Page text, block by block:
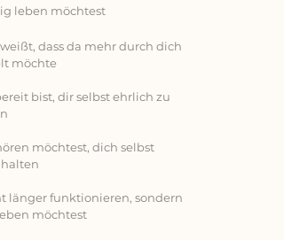
leben möchtest
weißt, dass da mehr durch dich
möchte
bist, dir selbst ehrlich zu
möchtest, dich selbst
länger funktionieren, sondern
möchtest